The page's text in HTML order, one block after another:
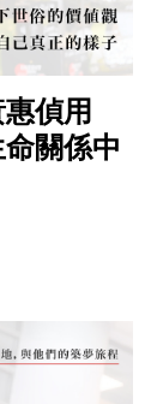
偵用
命關係中